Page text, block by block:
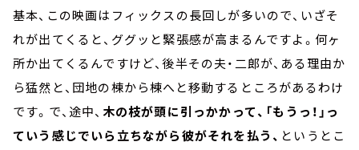
基本、この映画はフィックスの長回しが多いので、いざそ
れが出てくると、ググッと緊張感が高まるんですよ。何ヶ
所か出てくるんですけど、後半その夫・二郎が、ある理由か
ら猛然と、団地の棟から棟へと移動するところがあるわけ
です。で、途中、 木の枝が頭に引っかかって、「もうっ！」っ
ていう感じでいら立ちながら彼がそれを払う、 というとこ